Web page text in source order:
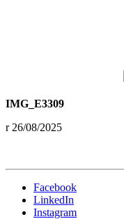
IMG_E3309
26/08/2025
Facebook
LinkedIn
Instagram